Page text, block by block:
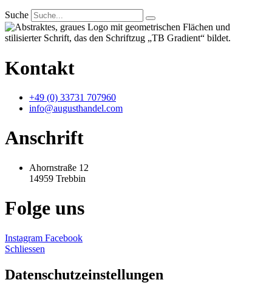
Suche
Kontakt
+49 (0) 33731 707960
info@augusthandel.com
Anschrift
Ahornstraße 12
14959 Trebbin
Folge uns
Instagram Facebook
Schliessen
Datenschutz­einstellungen